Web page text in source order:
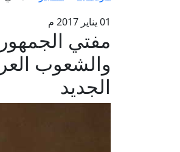
01 يناير 2017 م
مفتي
والشعوب
الجديد